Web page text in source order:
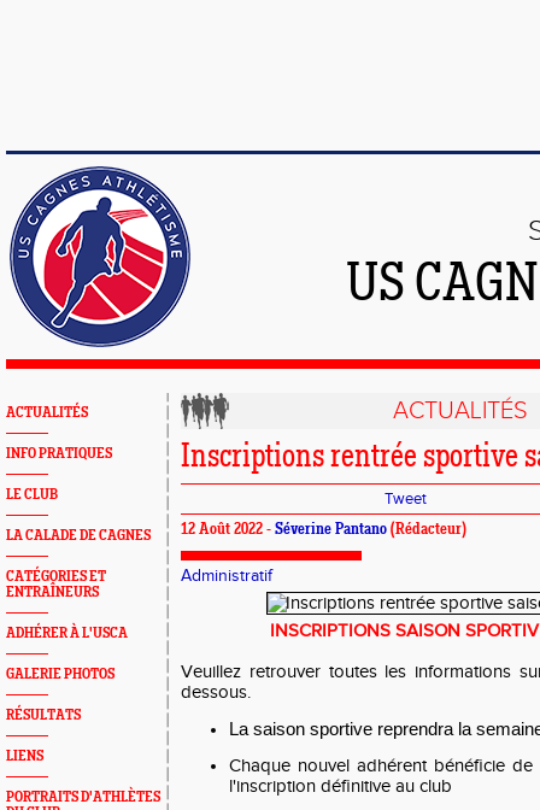
US
ACTUALITÉS
INFO PRATIQUES
LE CLUB
LA CALADE DE CAGNES
CATÉGORIES ET
ENTRAÎNEURS
ADHÉRER À L'USCA
GALERIE PHOTOS
RÉSULTATS
LIENS
PORTRAITS D'ATHLÈTES
ACTUALITÉS
Inscriptions rentrée sportive
Tweet
12 Août 2022 - Séverine Pantano (Rédacteur)
Administratif
INSCRIPTIONS SAISON
Veuillez retrouver toutes les informations
dessous.
La saison sportive reprendra la
Chaque nouvel adhérent bénéficie
l'inscription définitive au club